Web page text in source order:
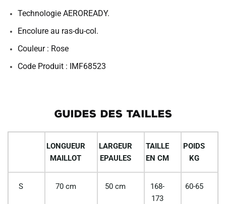
Technologie AEROREADY.
Encolure au ras-du-col.
Couleur : Rose
Code Produit : IMF68523
GUIDES DES TAILLES
LONGUEUR
MAILLOT
LARGEUR
EPAULES
TAILLE
EN CM
POIDS
KG
S 70 cm 50 cm
168-
173
60-65